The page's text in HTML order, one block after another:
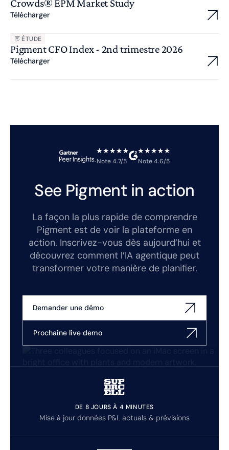
Crowds® EPM Market Study
Télécharger
ÉTUDE
Pigment CFO Index - 2nd trimestre 2026
Télécharger
Note 4.7/5 Note 4.6/5
See Pigment in action
La façon la plus rapide de comprendre
Pigment est de voir la plateforme en
action. Inscrivez-vous dès aujourd’hui et
découvrez comment l’IA agentique peut
transformer votre manière de planifier.
Demander une démo
Prochaine live demo
DE 8 JOURS À 4 MINUTES
Mise à jour données P&L actuals & prévisions